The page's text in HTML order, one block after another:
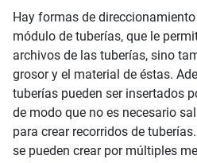
Hay formas de
módulo de tuberías, que le
archivos de las tuberías, sino
grosor y el material de éstas.
tuberías pueden ser insertados
de modo que no es necesario
para crear recorridos de
se pueden crear por múltiples